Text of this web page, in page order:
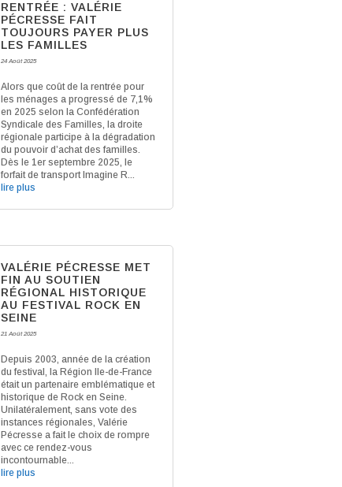
RENTRÉE : VALÉRIE
PÉCRESSE FAIT
TOUJOURS PAYER PLUS
LES FAMILLES
24 Août 2025
Alors que coût de la rentrée pour
les ménages a progressé de 7,1%
en 2025 selon la Confédération
Syndicale des Familles, la droite
régionale participe à la dégradation
du pouvoir d’achat des familles.
Dès le 1er septembre 2025, le
forfait de transport Imagine R...
lire plus
VALÉRIE PÉCRESSE MET
FIN AU SOUTIEN
RÉGIONAL HISTORIQUE
AU FESTIVAL ROCK EN
SEINE
21 Août 2025
Depuis 2003, année de la création
du festival, la Région Ile-de-France
était un partenaire emblématique et
historique de Rock en Seine.
Unilatéralement, sans vote des
instances régionales, Valérie
Pécresse a fait le choix de rompre
avec ce rendez-vous
incontournable...
lire plus